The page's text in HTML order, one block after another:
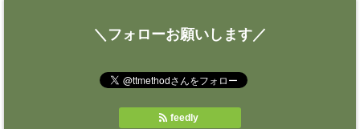
＼フォローお願いします／
feedly